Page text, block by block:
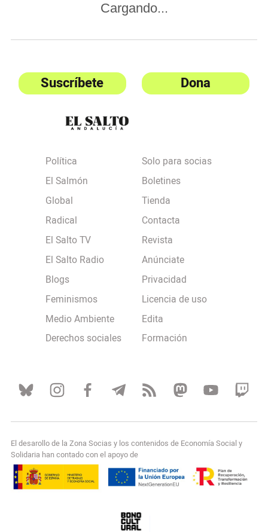
Cargando...
Suscríbete Dona
Política
El Salmón
Global
Radical
El Salto TV
El Salto Radio
Blogs
Feminismos
Medio Ambiente
Derechos sociales
Solo para socias
Boletines
Tienda
Contacta
Revista
Anúnciate
Privacidad
Licencia de uso
Edita
Formación
El desarollo de la Zona Socias y los contenidos de Economía Social y
Solidaria han contado con el apoyo de